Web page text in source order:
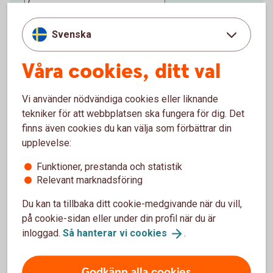
Förväntat sparbelopp om 10 år
172 019 kr
Insättningar från dig är 120 000 kr. Förväntad
avkastning är +52 019 kr.
Logga in och börja månadsspara
Inte kund än?Blikund
Detta är ett räkneexempel som visar hur ditt
över tid med hjälp av ränta-på-ränta-effekten,
Svenska
Våra cookies, ditt val
Vi använder nödvändiga cookies eller liknande
tekniker för att webbplatsen ska fungera för dig. Det
finns även cookies du kan välja som förbättrar din
upplevelse:
Funktioner, prestanda och statistik
Relevant marknadsföring
Du kan ta tillbaka ditt cookie-medgivande när du vill,
på cookie-sidan eller under din profil när du är
inloggad. Så hanterar vi cookies .